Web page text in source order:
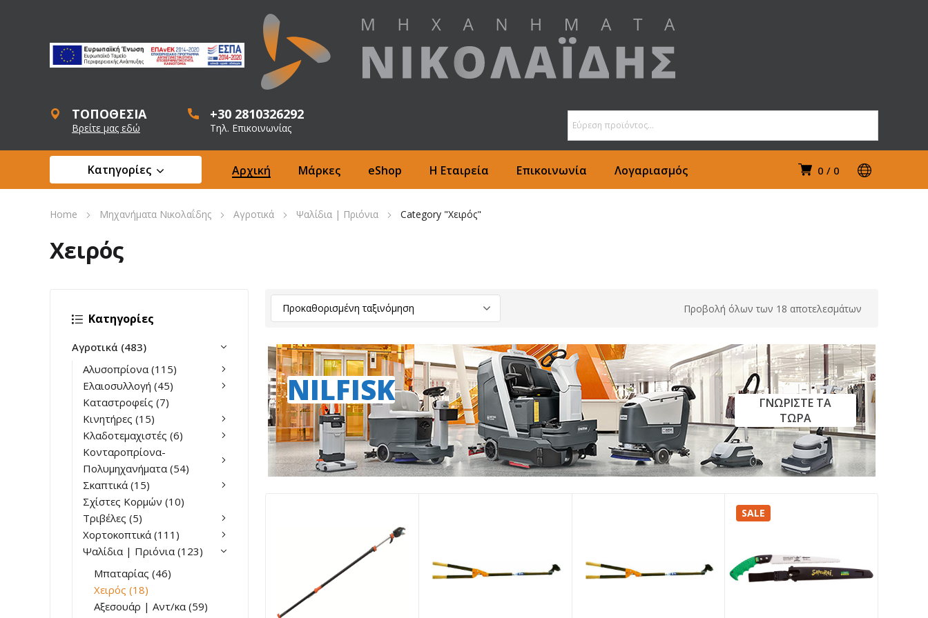
ΤΟΠΟΘΕΣΙΑ
Βρείτε μας εδώ
+30 2810326292
Τηλ. Επικοινωνίας
0 0
Κατηγορίες Αρχική Μάρκες eShop Η Εταιρεία Επικοινωνία Λογαριασμός
Home Μηχανήματα Νικολαΐδης Αγροτικά Ψαλίδια | Πριόνια Category "Χειρός"
Χειρός
Κατηγορίες
Αγροτικά (483)
Αλυσοπρίονα (115)
Ελαιοσυλλογή (45)
Καταστροφείς (7)
Κινητήρες (15)
Κλαδοτεμαχιστές (6)
Κονταροπρίονα-
Πολυμηχανήματα (54)
Σκαπτικά (15)
Σχίστες Κορμών (10)
Τριβέλες (5)
Χορτοκοπτικά (111)
Ψαλίδια | Πριόνια (123)
Μπαταρίας (46)
Χειρός (18)
Αξεσουάρ | Αντ/κα (59)
Προβολή όλων των 18 αποτελεσμάτων
NILFISK
ΓΝΩΡΙΣΤΕ ΤΑ
ΤΩΡΑ
SALE